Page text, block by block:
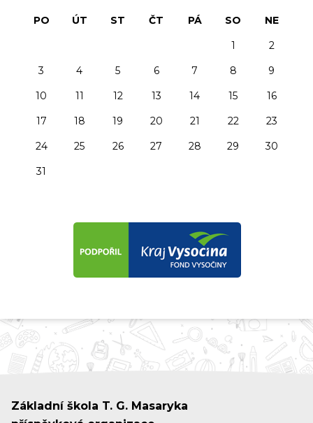
PO ÚT ST ČT PÁ SO
NE
1
2
3
4 5 6 7 8
9
10
11 12 13 14 15
16
17
18 19 20 21 22
23
24
25 26 27 28 29
30
31
Základní škola T. G. Masaryka